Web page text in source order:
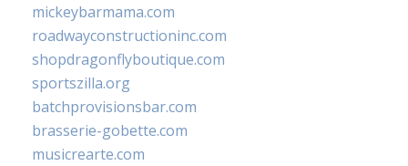
mickeybarmama.com
roadwayconstructioninc.com
shopdragonflyboutique.com
sportszilla.org
batchprovisionsbar.com
brasserie-gobette.com
musicrearte.com